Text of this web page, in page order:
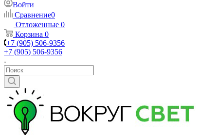
Войти
Сравнение0
Отложенные 0
Корзина 0
+7 (905) 506-9356
+7 (905) 506-9356